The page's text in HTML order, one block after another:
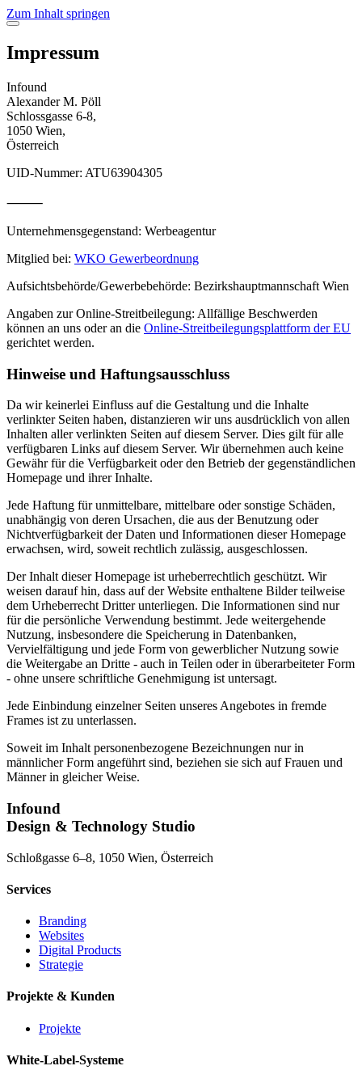
Zum Inhalt springen
Branding
Strategie
Programs
Work
About
Impressum
Infound
Alexander M. Pöll
Schlossgasse 6-8,
1050 Wien,
Österreich
UID-Nummer: ATU63904305
⸻
Unternehmensgegenstand: Werbeagentur
Mitglied bei: WKO Gewerbeordnung
Aufsichtsbehörde/Gewerbebehörde: Bezirkshauptmannschaft Wien
Angaben zur Online-Streitbeilegung: Allfällige Beschwerden
können an uns oder an die Online-Streitbeilegungsplattform der EU
gerichtet werden.
Hinweise und Haftungsausschluss
Da wir keinerlei Einfluss auf die Gestaltung und die Inhalte
verlinkter Seiten haben, distanzieren wir uns ausdrücklich von allen
Inhalten aller verlinkten Seiten auf diesem Server. Dies gilt für alle
verfügbaren Links auf diesem Server. Wir übernehmen auch keine
Gewähr für die Verfügbarkeit oder den Betrieb der gegenständlichen
Homepage und ihrer Inhalte.
Jede Haftung für unmittelbare, mittelbare oder sonstige Schäden,
unabhängig von deren Ursachen, die aus der Benutzung oder
Nichtverfügbarkeit der Daten und Informationen dieser Homepage
erwachsen, wird, soweit rechtlich zulässig, ausgeschlossen.
Der Inhalt dieser Homepage ist urheberrechtlich geschützt. Wir
weisen darauf hin, dass auf der Website enthaltene Bilder teilweise
dem Urheberrecht Dritter unterliegen. Die Informationen sind nur
für die persönliche Verwendung bestimmt. Jede weitergehende
Nutzung, insbesondere die Speicherung in Datenbanken,
Vervielfältigung und jede Form von gewerblicher Nutzung sowie
die Weitergabe an Dritte - auch in Teilen oder in überarbeiteter Form
- ohne unsere schriftliche Genehmigung ist untersagt.
Jede Einbindung einzelner Seiten unseres Angebotes in fremde
Frames ist zu unterlassen.
Soweit im Inhalt personenbezogene Bezeichnungen nur in
männlicher Form angeführt sind, beziehen sie sich auf Frauen und
Männer in gleicher Weise.
Infound
Design & Technology Studio
Schloßgasse 6–8, 1050 Wien, Österreich
Services
Branding
Websites
Digital Products
Strategie
Projekte & Kunden
Projekte
White-Label-Systeme